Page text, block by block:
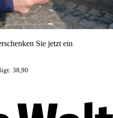
Sie jetzt ein
38,90